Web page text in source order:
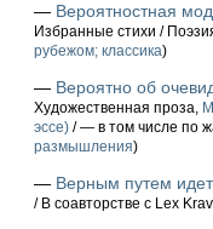
— Вероятностная
Избранные стихи /
рубежом; классика)
— Вероятно об
Художественная проза,
эссе) / — в том числе по
размышления)
— Верным путем
/ В соавторстве с Lex